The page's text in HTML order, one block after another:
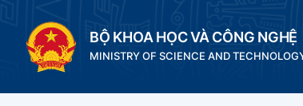
BỘ KHOA HỌC VÀ CÔNG NGHỆ
MINISTRY OF SCIENCE AND